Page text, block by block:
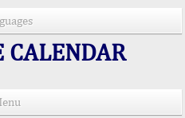
CALENDAR